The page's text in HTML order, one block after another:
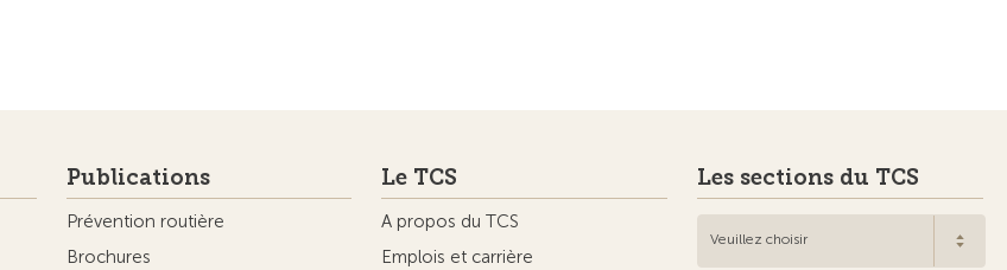
Publications
Prévention routière
Brochures
Le TCS
A propos du TCS
Emplois et carrière
Les sections du TCS
Veuillez choisir